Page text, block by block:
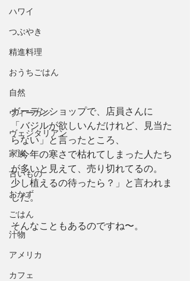
ハワイ
つぶやき
精進料理
おうちごはん
自然
ヴィーガン
ヴェジタリアン
家族
古いもの
おかず
ごはん
汁物
アメリカ
カフェ
ガーデンショップで、店員さんに
「バジルが欲しいんだけれど、見当た
らない」と言ったところ、
「今年の寒さで枯れてしまった人たち
が多いと見えて、売り切れてるの。
少し植えるの待ったら？」と言われま
した。
そんなこともあるのですね〜。